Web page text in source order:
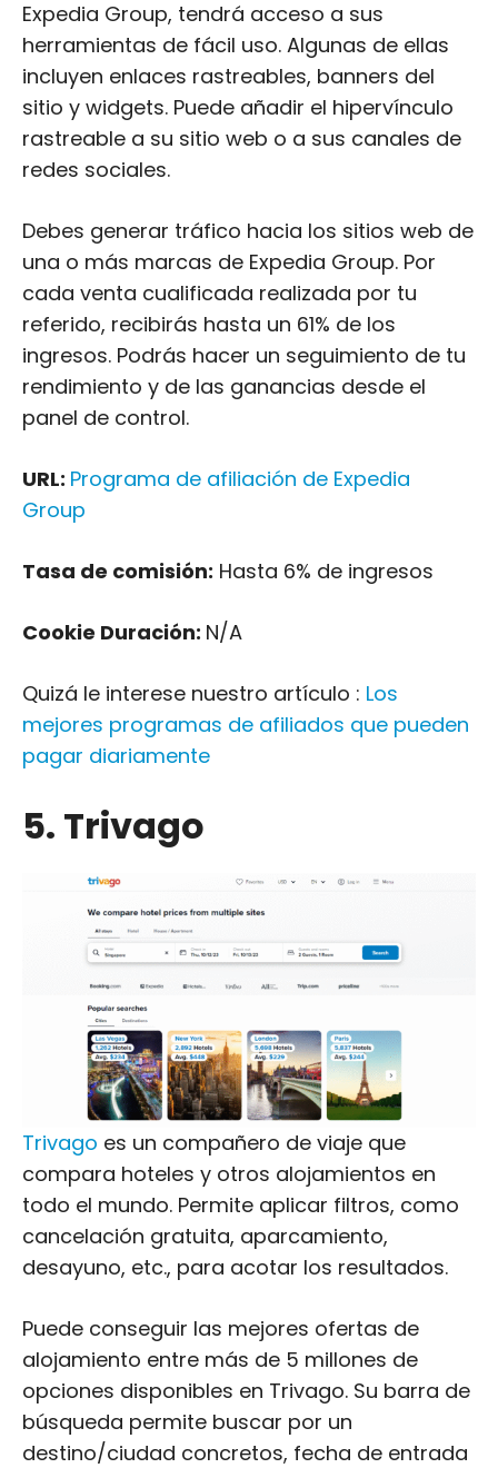
Expedia Group, tendrá acceso a sus
herramientas de fácil uso. Algunas de ellas
incluyen enlaces rastreables, banners del
sitio y widgets. Puede añadir el hipervínculo
rastreable a su sitio web o a sus canales de
redes sociales.
Debes generar tráfico hacia los sitios web de
una o más marcas de Expedia Group. Por
cada venta cualificada realizada por tu
referido, recibirás hasta un 61% de los
ingresos. Podrás hacer un seguimiento de tu
rendimiento y de las ganancias desde el
panel de control.
URL: Programa de afiliación de Expedia
Group
Tasa de comisión: Hasta 6% de ingresos
Cookie Duración: N/A
Quizá le interese nuestro artículo : Los
mejores programas de afiliados que pueden
pagar diariamente
5. Trivago
Trivago es un compañero de viaje que
compara hoteles y otros alojamientos en
todo el mundo. Permite aplicar filtros, como
cancelación gratuita, aparcamiento,
desayuno, etc., para acotar los resultados.
Puede conseguir las mejores ofertas de
alojamiento entre más de 5 millones de
opciones disponibles en Trivago. Su barra de
búsqueda permite buscar por un
destino/ciudad concretos, fecha de entrada